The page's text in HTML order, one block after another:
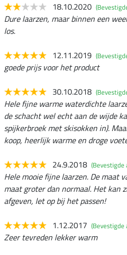
18.10.2020
Dure laarzen, maar binnen een
los.
12.11.2019
goede prijs voor het product
30.10.2018
Hele fijne warme waterdichte
de schacht wel echt aan de wijde
spijkerbroek met skisokken in).
koop, heerlijk warme en droge
24.9.2018 (Bevestigde
Hele mooie fijne laarzen. De maat
maat groter dan normaal. Het kan
afgeven, let op bij het passen!
1.12.2017 (Bevestigde
Zeer tevreden lekker warm